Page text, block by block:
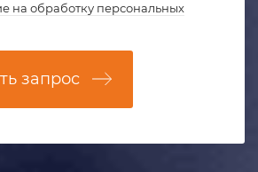
на обработку персональных
запрос